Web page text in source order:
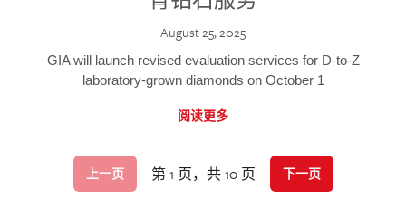
August 25, 2025
GIA will launch revised evaluation services for D-to-Z
laboratory-grown diamonds on October 1
阅读更多
上一页 第 1 页，共 10 页 下一页